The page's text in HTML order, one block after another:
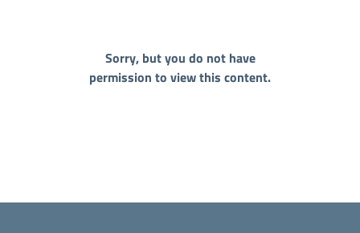
Sorry, but you do not have
permission to view this content.